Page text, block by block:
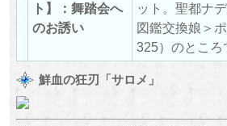
ト】：舞踏会へ
のお誘い
ット。聖都ナ
図鑑交換娘＞
325）のところ
鮮血の狂刃「サロメ」